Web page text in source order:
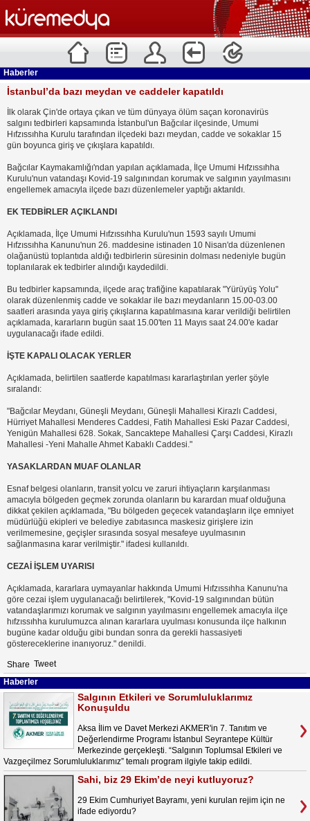
Haberler
İstanbul’da bazı meydan ve caddeler kapatıldı
İlk olarak Çin'de ortaya çıkan ve tüm dünyaya ölüm saçan koronavirüs
salgını tedbirleri kapsamında İstanbul'un Bağcılar ilçesinde, Umumi
Hıfzıssıhha Kurulu tarafından ilçedeki bazı meydan, cadde ve sokaklar 15
gün boyunca giriş ve çıkışlara kapatıldı.
Bağcılar Kaymakamlığı'ndan yapılan açıklamada, İlçe Umumi Hıfzıssıhha
Kurulu'nun vatandaşı Kovid-19 salgınından korumak ve salgının yayılmasını
engellemek amacıyla ilçede bazı düzenlemeler yaptığı aktarıldı.
EK TEDBİRLER AÇIKLANDI
Açıklamada, İlçe Umumi Hıfzıssıhha Kurulu'nun 1593 sayılı Umumi
Hıfzıssıhha Kanunu'nun 26. maddesine istinaden 10 Nisan'da düzenlenen
olağanüstü toplantıda aldığı tedbirlerin süresinin dolması nedeniyle bugün
toplanılarak ek tedbirler alındığı kaydedildi.
Bu tedbirler kapsamında, ilçede araç trafiğine kapatılarak "Yürüyüş Yolu"
olarak düzenlenmiş cadde ve sokaklar ile bazı meydanların 15.00-03.00
saatleri arasında yaya giriş çıkışlarına kapatılmasına karar verildiği belirtilen
açıklamada, kararların bugün saat 15.00'ten 11 Mayıs saat 24.00'e kadar
uygulanacağı ifade edildi.
İŞTE KAPALI OLACAK YERLER
Açıklamada, belirtilen saatlerde kapatılması kararlaştırılan yerler şöyle
sıralandı:
"Bağcılar Meydanı, Güneşli Meydanı, Güneşli Mahallesi Kirazlı Caddesi,
Hürriyet Mahallesi Menderes Caddesi, Fatih Mahallesi Eski Pazar Caddesi,
Yenigün Mahallesi 628. Sokak, Sancaktepe Mahallesi Çarşı Caddesi, Kirazlı
Mahallesi -Yeni Mahalle Ahmet Kabaklı Caddesi."
YASAKLARDAN MUAF OLANLAR
Esnaf belgesi olanların, transit yolcu ve zaruri ihtiyaçların karşılanması
amacıyla bölgeden geçmek zorunda olanların bu karardan muaf olduğuna
dikkat çekilen açıklamada, "Bu bölgeden geçecek vatandaşların ilçe emniyet
müdürlüğü ekipleri ve belediye zabıtasınca maskesiz girişlere izin
verilmemesine, geçişler sırasında sosyal mesafeye uyulmasının
sağlanmasına karar verilmiştir." ifadesi kullanıldı.
CEZAİ İŞLEM UYARISI
Açıklamada, kararlara uymayanlar hakkında Umumi Hıfzıssıhha Kanunu'na
göre cezai işlem uygulanacağı belirtilerek, "Kovid-19 salgınından bütün
vatandaşlarımızı korumak ve salgının yayılmasını engellemek amacıyla ilçe
hıfzıssıhha kurulumuzca alınan kararlara uyulması konusunda ilçe halkının
bugüne kadar olduğu gibi bundan sonra da gerekli hassasiyeti
göstereceklerine inanıyoruz." denildi.
Share Tweet
Haberler
Salgının Etkileri ve Sorumluluklarımız
Konuşuldu
Aksa İlim ve Davet Merkezi AKMER'in 7. Tanıtım ve
Değerlendirme Programı İstanbul Seyrantepe Kültür
Merkezinde gerçekleşti. “Salgının Toplumsal Etkileri ve
Vazgeçilmez Sorumluluklarımız” temalı program ilgiyle takip edildi.
Sahi, biz 29 Ekim’de neyi kutluyoruz?
29 Ekim Cumhuriyet Bayramı, yeni kurulan rejim için ne
ifade ediyordu?